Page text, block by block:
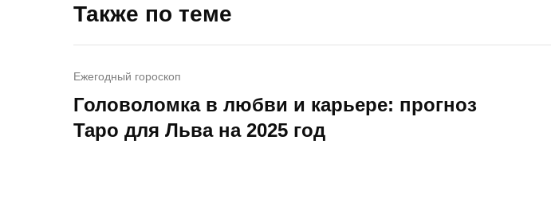
Также по теме
Ежегодный гороскоп
Головоломка в любви и карьере: прогноз
Таро для Льва на 2025 год